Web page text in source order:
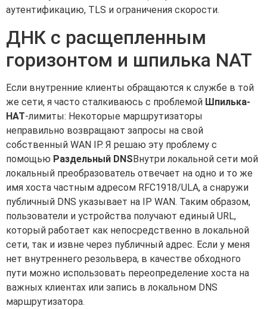
аутентификацию, TLS и ограничения скорости.
ДНК с расщепленным
горизонтом и шпилька NAT
Если внутренние клиенты обращаются к службе в той
же сети, я часто сталкиваюсь с проблемой Шпилька-
НАТ-лимиты: Некоторые маршрутизаторы
неправильно возвращают запросы на свой
собственный WAN IP. Я решаю эту проблему с
помощью Раздельный DNSВнутри локальной сети мой
локальный преобразователь отвечает на одно и то же
имя хоста частным адресом RFC1918/ULA, а снаружи
публичный DNS указывает на IP WAN. Таким образом,
пользователи и устройства получают единый URL,
который работает как непосредственно в локальной
сети, так и извне через публичный адрес. Если у меня
нет внутреннего резольвера, в качестве обходного
пути можно использовать переопределение хоста на
важных клиентах или запись в локальном DNS
маршрутизатора.